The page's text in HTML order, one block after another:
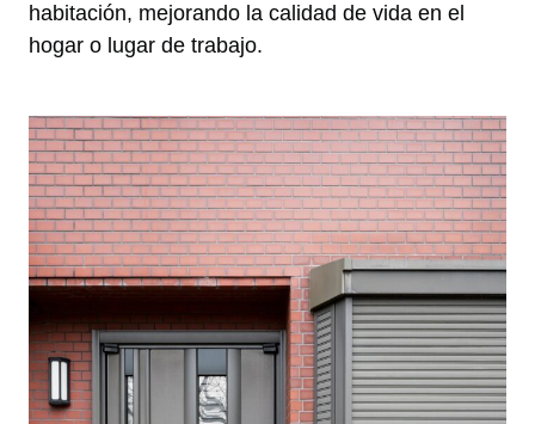
habitación, mejorando la calidad de vida en el
hogar o lugar de trabajo.